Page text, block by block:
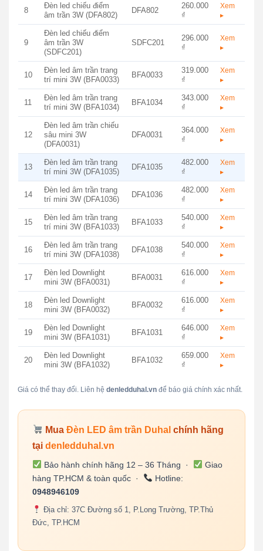
8
Đèn led chiếu điểm
âm trần 3W (DFA802)
DFA802
260.000
₫
Xem
▸
9
Đèn led chiếu điểm
âm trần 3W
(SDFC201)
SDFC201
296.000
₫
Xem
▸
10
Đèn led âm trần trang
trí mini 3W (BFA0033)
BFA0033
319.000
₫
Xem
▸
11
Đèn led âm trần trang
trí mini 3W (BFA1034)
BFA1034
343.000
₫
Xem
▸
12
Đèn led âm trần chiếu
sâu mini 3W
(DFA0031)
DFA0031
364.000
₫
Xem
▸
13
Đèn led âm trần trang
trí mini 3W (DFA1035)
DFA1035
482.000
₫
Xem
▸
14
Đèn led âm trần trang
trí mini 3W (DFA1036)
DFA1036
482.000
₫
Xem
▸
15
Đèn led âm trần trang
trí mini 3W (BFA1033)
BFA1033
540.000
₫
Xem
▸
16
Đèn led âm trần trang
trí mini 3W (DFA1038)
DFA1038
540.000
₫
Xem
▸
17
Đèn led Downlight
mini 3W (BFA0031)
BFA0031
616.000
₫
Xem
▸
18
Đèn led Downlight
mini 3W (BFA0032)
BFA0032
616.000
₫
Xem
▸
19
Đèn led Downlight
mini 3W (BFA1031)
BFA1031
646.000
₫
Xem
▸
20
Đèn led Downlight
mini 3W (BFA1032)
BFA1032
659.000
₫
Xem
▸
Giá có thể thay đổi. Liên hệ denledduhal.vnđể báo giá chính xác nhất.
MuaĐèn LED âm trần Duhal chính hãng
tại denledduhal.vn
Bảo hành chính hãng 12 – 36 Tháng ·
Giao
hàng TP.HCM & toàn quốc ·
Hotline:
0948946109
Địa chỉ: 37C Đường số 1, P.Long Trường, TP.Thủ
Đức, TP.HCM